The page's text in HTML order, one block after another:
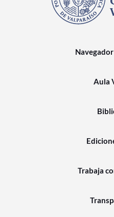
Aula
Trabaja